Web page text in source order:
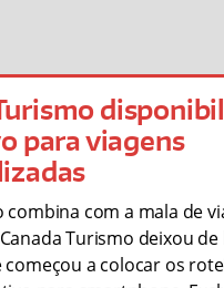
para viagens
combina com a mala de
Turismo deixou de
começou a colocar os